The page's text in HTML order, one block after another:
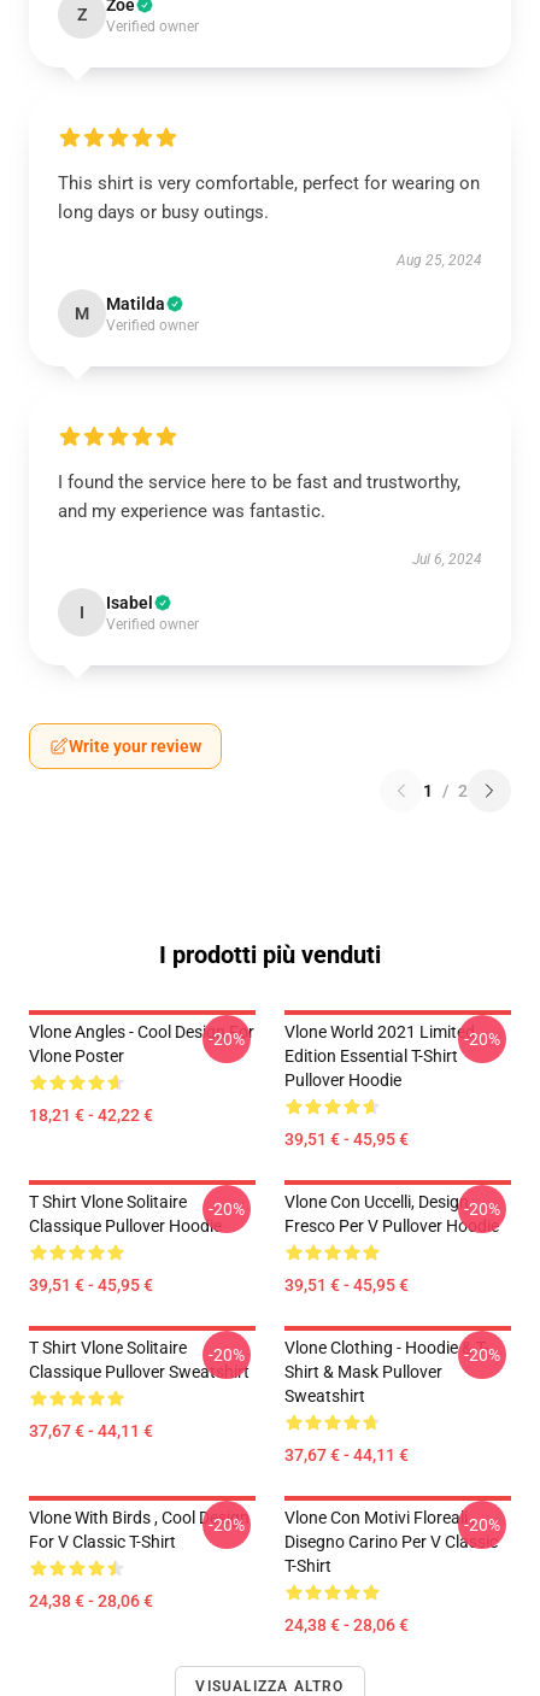
Z Zoe
Verified owner
This shirt is very comfortable, perfect for wearing on
long days or busy outings.
Aug 25, 2024
M Matilda
Verified owner
I found the service here to be fast and trustworthy,
and my experience was fantastic.
Jul 6, 2024
I Isabel
Verified owner
Write your review
1 / 2
I prodotti più venduti
Vlone Angles - Cool Design For
Vlone Poster
18,21 € - 42,22 €
-20%
Vlone World 2021 Limited
Edition Essential T-Shirt
Pullover Hoodie
39,51 € - 45,95 €
-20%
T Shirt Vlone Solitaire
Classique Pullover Hoodie
39,51 € - 45,95 €
-20%
Vlone Con Uccelli, Design
Fresco Per V Pullover Hoodie
39,51 € - 45,95 €
-20%
T Shirt Vlone Solitaire
Classique Pullover Sweatshirt
37,67 € - 44,11 €
-20%
Vlone Clothing - Hoodie & T-
Shirt & Mask Pullover
Sweatshirt
37,67 € - 44,11 €
-20%
Vlone With Birds , Cool Design
For V Classic T-Shirt
24,38 € - 28,06 €
-20%
Vlone Con Motivi Floreali ,
Disegno Carino Per V Classic
T-Shirt
24,38 € - 28,06 €
-20%
VISUALIZZA ALTRO